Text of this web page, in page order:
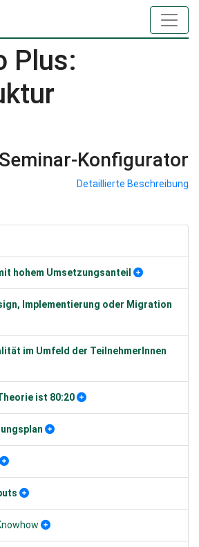
Plus:
Seminar-Konfigurator
Detaillierte Beschreibung
hohem Umsetzungsanteil
Implementierung oder Migration
im Umfeld der TeilnehmerInnen
ist 80:20